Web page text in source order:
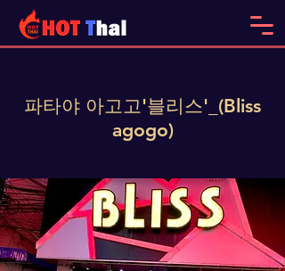
파타야 아고고'블리스'_(Bliss
agogo)